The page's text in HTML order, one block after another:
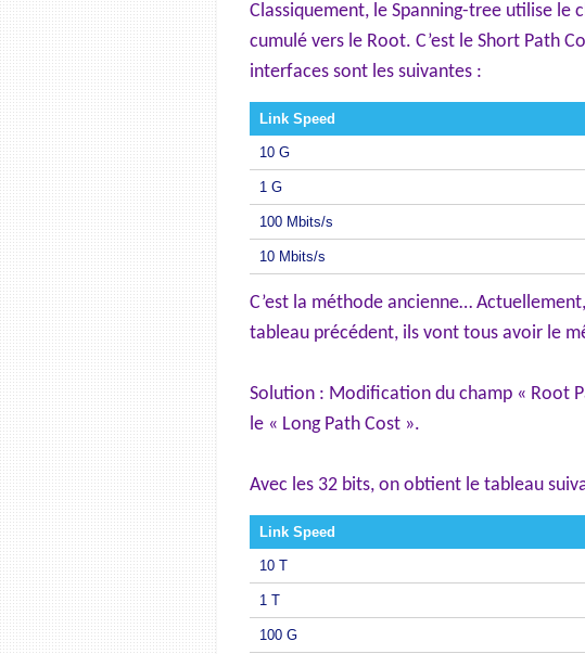
Classiquement, le Spanning-tree utilise le
cumulé vers le Root. C’est le Short Path
interfaces sont les suivantes :
Link Speed
10 G
1 G
100 Mbits/s
10 Mbits/s
C’est la méthode ancienne…
tableau précédent, ils vont tous avoir le
Solution : Modification du champ « Root
le « Long Path Cost ».
Avec les 32 bits, on obtient le tableau
Link Speed
10 T
1 T
100 G